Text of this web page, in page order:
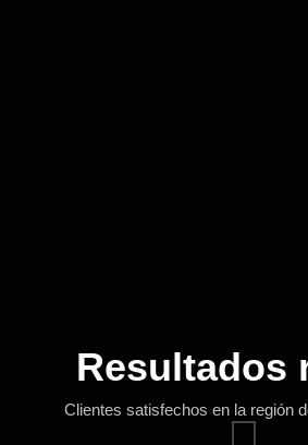
Resultados
Clientes satisfechos en la región